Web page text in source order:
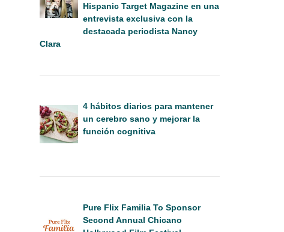
Hispanic Target Magazine en una
entrevista exclusiva con la
destacada periodista Nancy
Clara
4 hábitos diarios para mantener
un cerebro sano y mejorar la
función cognitiva
Pure Flix Familia To Sponsor
Second Annual Chicano